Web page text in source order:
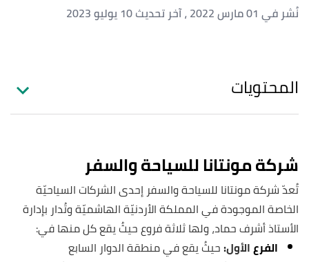
نُشر في 01 مارس 2022
، آخر تحديث 10 يوليو 2023
المحتويات
شركة مونتانا للسياحة والسفر
تُعدّ شركة مونتانا للسياحة والسفر إحدى الشركات السياحيّة
الخاصة الموجودة في المملكة الأردنيّة الهاشميّة وتُدار بإدارة
الأستاذ أشرف حماد، ولها ثلاثة فروع حيثُ يقع كل منها في:
الفرعالأول: حيثُيقع في منطقة الدوار السابع